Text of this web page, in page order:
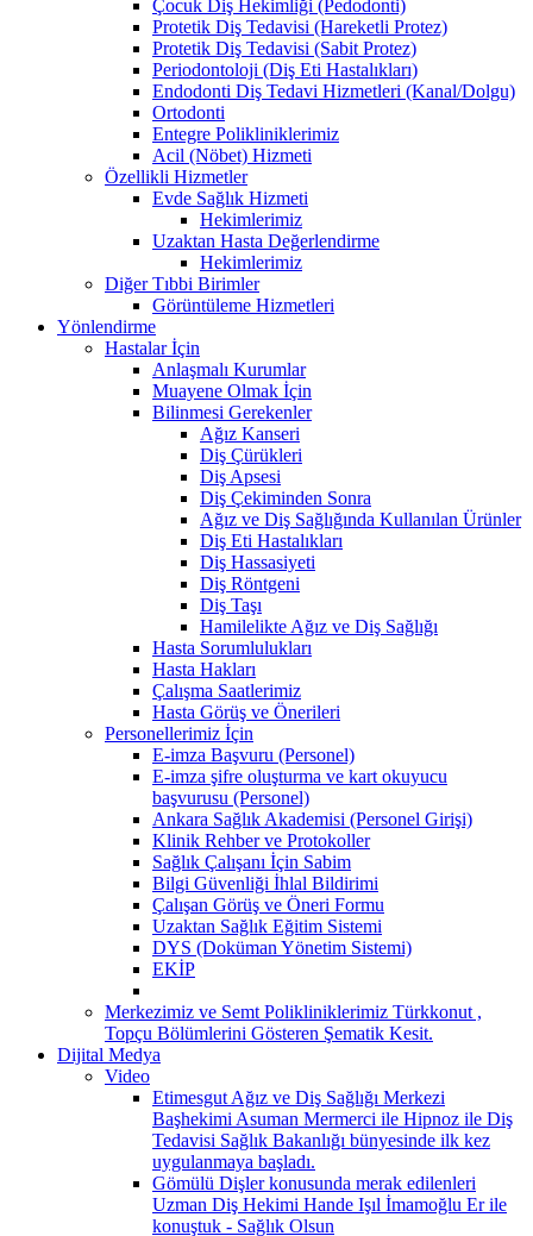
Çocuk Diş Hekimliği (Pedodonti)
Protetik Diş Tedavisi (Hareketli Protez)
Protetik Diş Tedavisi (Sabit Protez)
Periodontoloji (Diş Eti Hastalıkları)
Endodonti Diş Tedavi Hizmetleri (Kanal/Dolgu)
Ortodonti
Entegre Polikliniklerimiz
Acil (Nöbet) Hizmeti
Özellikli Hizmetler
Evde Sağlık Hizmeti
Hekimlerimiz
Uzaktan Hasta Değerlendirme
Hekimlerimiz
Diğer Tıbbi Birimler
Görüntüleme Hizmetleri
Yönlendirme
Hastalar İçin
Anlaşmalı Kurumlar
Muayene Olmak İçin
Bilinmesi Gerekenler
Ağız Kanseri
Diş Çürükleri
Diş Apsesi
Diş Çekiminden Sonra
Ağız ve Diş Sağlığında Kullanılan Ürünler
Diş Eti Hastalıkları
Diş Hassasiyeti
Diş Röntgeni
Diş Taşı
Hamilelikte Ağız ve Diş Sağlığı
Hasta Sorumlulukları
Hasta Hakları
Çalışma Saatlerimiz
Hasta Görüş ve Önerileri
Personellerimiz İçin
E-imza Başvuru (Personel)
E-imza şifre oluşturma ve kart okuyucu
başvurusu (Personel)
Ankara Sağlık Akademisi (Personel Girişi)
Klinik Rehber ve Protokoller
Sağlık Çalışanı İçin Sabim
Bilgi Güvenliği İhlal Bildirimi
Çalışan Görüş ve Öneri Formu
Uzaktan Sağlık Eğitim Sistemi
DYS (Doküman Yönetim Sistemi)
EKİP
Merkezimiz ve Semt Polikliniklerimiz Türkkonut ,
Topçu Bölümlerini Gösteren Şematik Kesit.
Dijital Medya
Video
Etimesgut Ağız ve Diş Sağlığı Merkezi
Başhekimi Asuman Mermerci ile Hipnoz ile Diş
Tedavisi Sağlık Bakanlığı bünyesinde ilk kez
uygulanmaya başladı.
Gömülü Dişler konusunda merak edilenleri
Uzman Diş Hekimi Hande Işıl İmamoğlu Er ile
konuştuk - Sağlık Olsun